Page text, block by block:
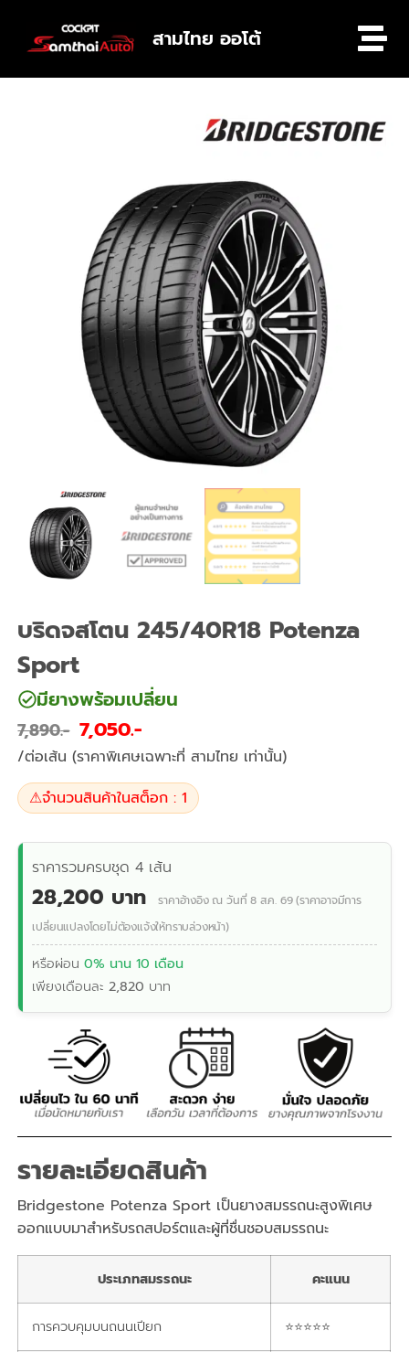
สามไทย ออโต้
บริดจสโตน 245/40R18 Potenza
Sport
มียางพร้อมเปลี่ยน
7,890 7,050
/ต่อเส้น (ราคาพิเศษเฉพาะที่ สามไทย เท่านั้น)
⚠จำนวนสินค้าในสต็อก : 1
ราคารวมครบชุด 4 เส้น
28,200 บาท
ราคาอ้างอิง ณ วันที่ 8 ส.ค. 69 (ราคาอาจมีการ
เปลี่ยนแปลงโดยไม่ต้องแจ้งให้ทราบล่วงหน้า)
หรือผ่อน0% นาน 10 เดือน
เพียงเดือนละ2,820 บาท
รายละเอียดสินค้า
Bridgestone Potenza Sport เป็นยางสมรรถนะสูงพิเศษ
ออกแบบมาสำหรับรถสปอร์ตและผู้ที่ชื่นชอบสมรรถนะ
ประเภทสมรรถนะ คะแนน
การควบคุมบนถนนเปียก ⭐⭐⭐⭐⭐